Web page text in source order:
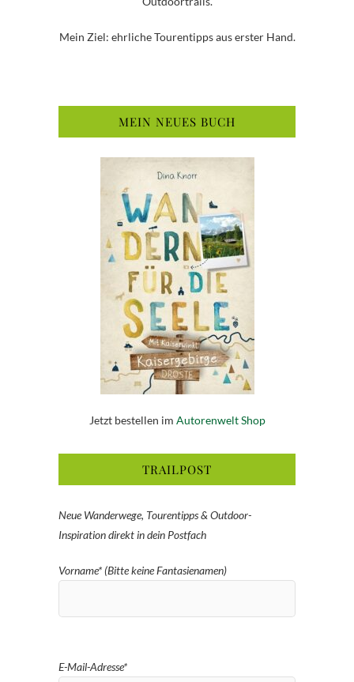
Mein Ziel: ehrliche Tourentipps aus erster Hand.
MEIN NEUES BUCH
Jetzt bestellen im Autorenwelt Shop
TRAILPOST
Neue Wanderwege, Tourentipps & Outdoor-
Inspiration direkt in dein Postfach
Vorname* (Bitte keine Fantasienamen)
E-Mail-Adresse*